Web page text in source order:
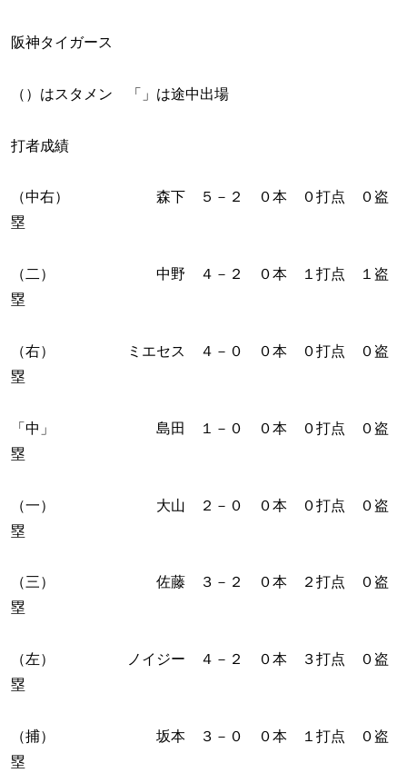
阪神タイガース
（）はスタメン 「」は途中出場
打者成績
（中右） 森下 ５－２ ０本 ０打点 ０盗
塁
（二） 中野 ４－２ ０本 １打点 １盗
塁
（右） ミエセス ４－０ ０本 ０打点 ０盗
塁
「中」 島田 １－０ ０本 ０打点 ０盗
塁
（一） 大山 ２－０ ０本 ０打点 ０盗
塁
（三） 佐藤 ３－２ ０本 ２打点 ０盗
塁
（左） ノイジー ４－２ ０本 ３打点 ０盗
塁
（捕） 坂本 ３－０ ０本 １打点 ０盗
塁